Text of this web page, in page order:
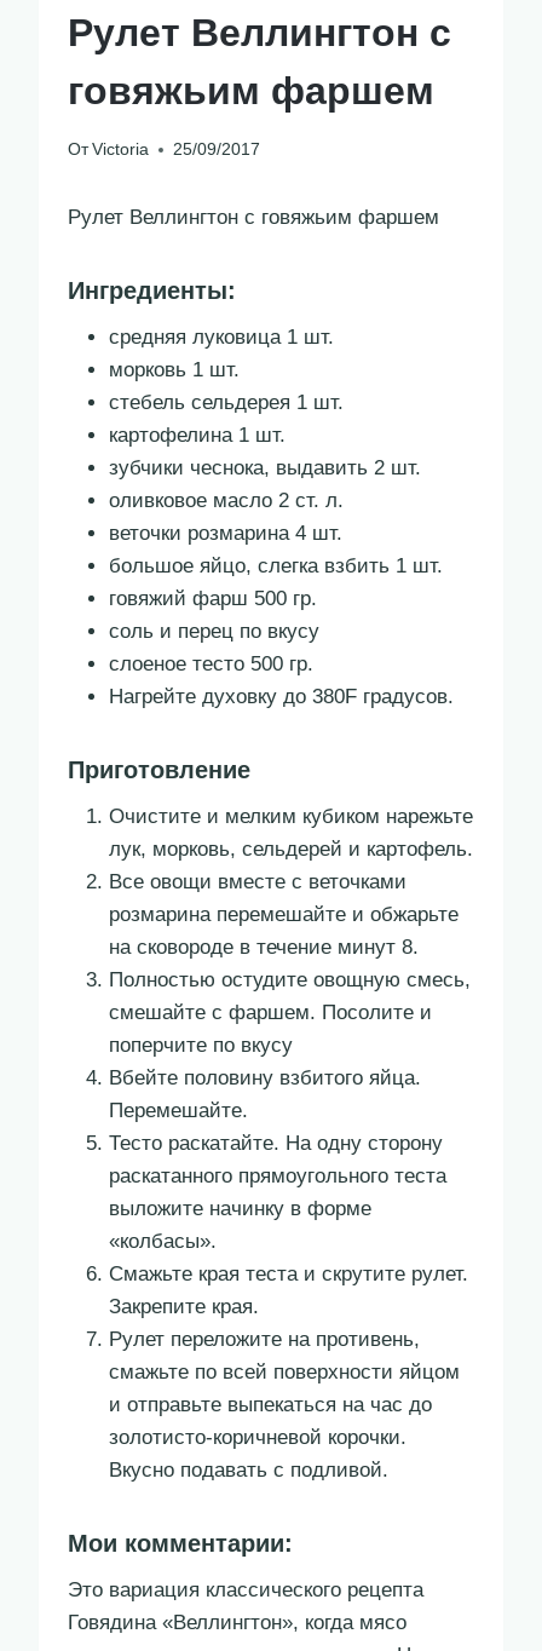
Рулет Веллингтон с
говяжьим фаршем
От Victoria 25/09/2017
Рулет Веллингтон с говяжьим фаршем
Ингредиенты:
средняя луковица 1 шт.
морковь 1 шт.
стебель сельдерея 1 шт.
картофелина 1 шт.
зубчики чеснока, выдавить 2 шт.
оливковое масло 2 ст. л.
веточки розмарина 4 шт.
большое яйцо, слегка взбить 1 шт.
говяжий фарш 500 гр.
соль и перец по вкусу
слоеное тесто 500 гр.
Нагрейте духовку до 380F градусов.
Приготовление
Очистите и мелким кубиком нарежьте
лук, морковь, сельдерей и картофель.
Все овощи вместе с веточками
розмарина перемешайте и обжарьте
на сковороде в течение минут 8.
Полностью остудите овощную смесь,
смешайте с фаршем. Посолите и
поперчите по вкусу
Вбейте половину взбитого яйца.
Перемешайте.
Тесто раскатайте. На одну сторону
раскатанного прямоугольного теста
выложите начинку в форме
«колбасы».
Смажьте края теста и скрутите рулет.
Закрепите края.
Рулет переложите на противень,
смажьте по всей поверхности яйцом
и отправьте выпекаться на час до
золотисто-коричневой корочки.
Вкусно подавать с подливой.
Мои комментарии:
Это вариация классического рецепта
Говядина «Веллингтон», когда мясо